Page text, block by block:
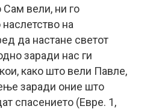
Сам вели, ни го
на
да настане светот
заради нас ги
како што вели Павле,
заради оние што
спасението (Евре. 1,